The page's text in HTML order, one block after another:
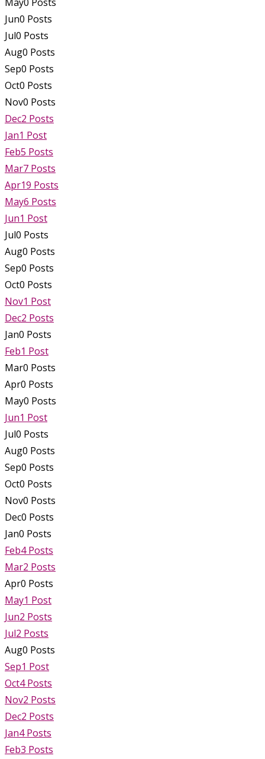
Jun0 Posts
Jul0 Posts
Aug0 Posts
Sep0 Posts
Oct0 Posts
Nov0 Posts
Dec2 Posts
Jan1 Post
Feb5 Posts
Mar7 Posts
Apr19 Posts
May6 Posts
Jun1 Post
Jul0 Posts
Aug0 Posts
Sep0 Posts
Oct0 Posts
Nov1 Post
Dec2 Posts
Jan0 Posts
Feb1 Post
Mar0 Posts
Apr0 Posts
May0 Posts
Jun1 Post
Jul0 Posts
Aug0 Posts
Sep0 Posts
Oct0 Posts
Nov0 Posts
Dec0 Posts
Jan0 Posts
Feb4 Posts
Mar2 Posts
Apr0 Posts
May1 Post
Jun2 Posts
Jul2 Posts
Aug0 Posts
Sep1 Post
Oct4 Posts
Nov2 Posts
Dec2 Posts
Jan4 Posts
Feb3 Posts